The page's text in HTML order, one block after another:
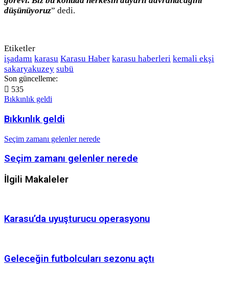
düşünüyoruz” dedi.
Etiketler
işadamı karasu Karasu Haber karasu haberleri kemali ekşi
sakaryakuzey subü
Son güncelleme:
535
Bıkkınlık geldi
Bıkkınlık geldi
Seçim zamanı gelenler nerede
Seçim zamanı gelenler nerede
İlgili Makaleler
Karasu’da uyuşturucu operasyonu
Geleceğin futbolcuları sezonu açtı